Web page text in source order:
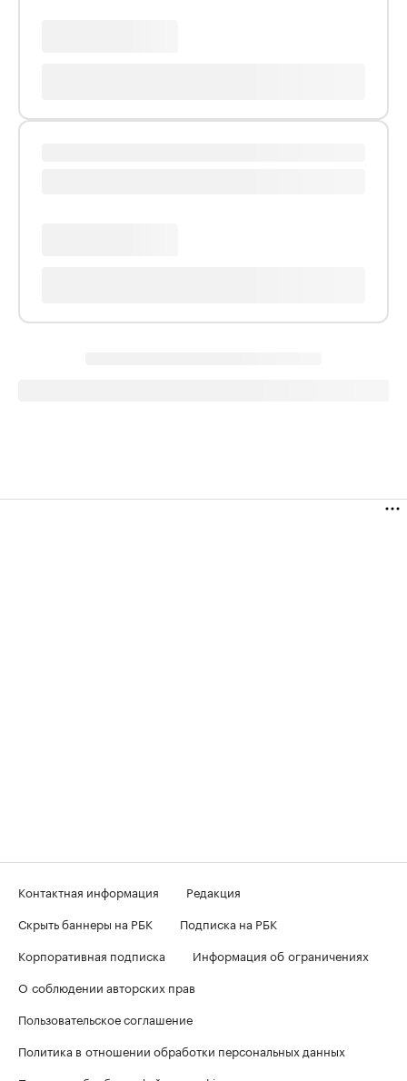
Контактная информация
Редакция
Скрыть баннеры на РБК
Подписка на РБК
Корпоративная подписка
Информация об ограничениях
О соблюдении авторских прав
Пользовательское соглашение
Политика в отношении обработки персональных данных